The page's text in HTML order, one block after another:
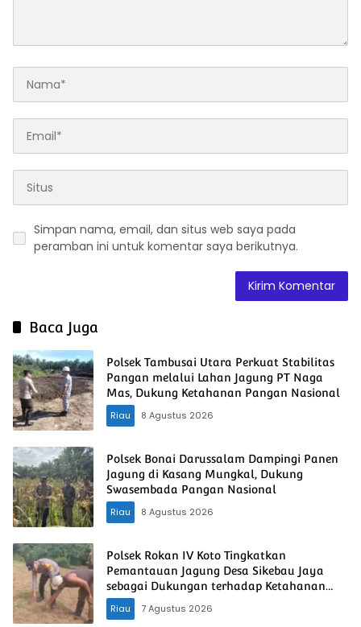
Simpan nama, email, dan situs web saya pada
peramban ini untuk komentar saya berikutnya.
Baca Juga
Polsek Tambusai Utara Perkuat Stabilitas
Pangan melalui Lahan Jagung PT Naga
Mas, Dukung Ketahanan Pangan Nasional
Riau
8 Agustus 2026
Polsek Bonai Darussalam Dampingi Panen
Jagung di Kasang Mungkal, Dukung
Swasembada Pangan Nasional
Riau
8 Agustus 2026
Polsek Rokan IV Koto Tingkatkan
Pemantauan Jagung Desa Sikebau Jaya
sebagai Dukungan terhadap Ketahanan
Pangan Nasional
Riau 7 Agustus 2026